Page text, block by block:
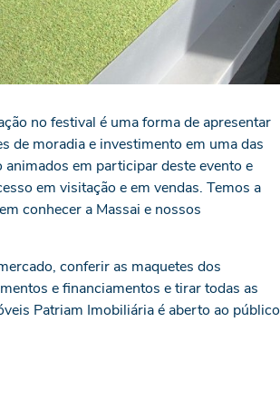
no festival é uma forma de apresentar
de moradia e investimento em uma das
em participar deste evento e
em visitação e em vendas. Temos a
conhecer a Massai e nossos
conferir as maquetes dos
e financiamentos e tirar todas as
Patriam Imobiliária é aberto ao público